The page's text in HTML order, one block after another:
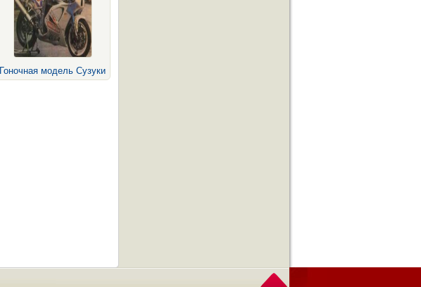
Гоночная модель Сузуки